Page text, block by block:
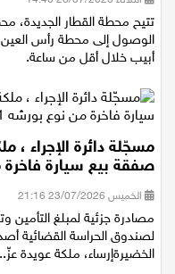
الثلاثاء 28/07/2026 14:40
تتيح محطة القطار الجديدة،
مسجّلة دائرة الإجراء ،
صفقة بيع سيارة فاخرة من
الخميس 23/07/2026 21:16
لصندوق الحراسة القضائية